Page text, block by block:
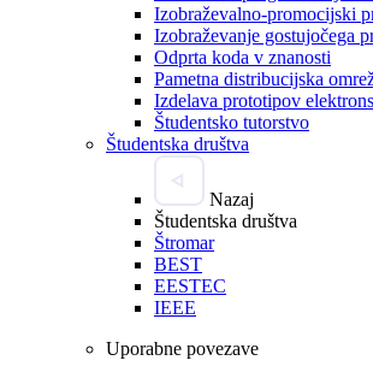
Izobraževalno-promocijski
Izobraževanje gostujočega
Odprta koda v znanosti
Pametna distribucijska
Izdelava prototipov
Študentsko tutorstvo
Študentska društva
Nazaj
Študentska društva
Štromar
BEST
EESTEC
IEEE
Uporabne povezave